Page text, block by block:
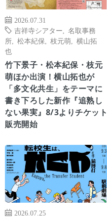
2026.07.31
吉祥寺シアター
名取事務
所
松本紀保 枝元萌
横山拓
也
竹下景子・松本紀保・枝元
萌ほか出演！横山拓也が
「多文化共生」をテーマに
書き下ろした新作『追熟し
ない果実』8/3よりチケット
販売開始
2026.07.25